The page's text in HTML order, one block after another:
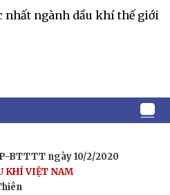
nhất ngành dầu khí thế giới
BTTTT ngày 10/2/2020
KHÍ VIỆT NAM